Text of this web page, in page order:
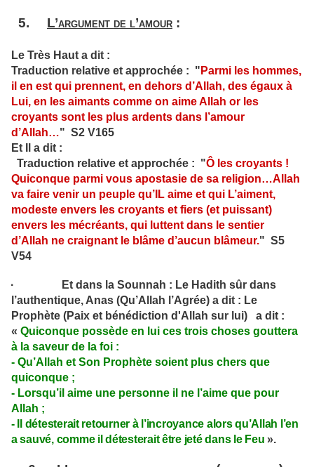
5. L’argument de l’amour :
Le Très Haut a dit :
Traduction relative et approchée : " Parmi les hommes,
il en est qui prennent, en dehors d’Allah, des égaux à
Lui, en les aimants comme on aime Allah or les
croyants sont les plus ardents dans l’amour
d’Allah…" S2 V165
Et Il a dit :
Traduction relative et approchée : "Ô les croyants !
Quiconque parmi vous apostasie de sa religion…Allah
va faire venir un peuple qu’IL aime et qui L’aiment,
modeste envers les croyants et fiers (et puissant)
envers les mécréants, qui luttent dans le sentier
d’Allah ne craignant le blâme d’aucun blâmeur." S5
V54
· Et dans la Sounnah : Le Hadith sûr dans
l’authentique, Anas (Qu’Allah l’Agrée) a dit : Le
Prophète (Paix et bénédiction d'Allah sur lui) a dit :
« Quiconque possède en lui ces trois choses gouttera
à la saveur de la foi :
- Qu’Allah et Son Prophète soient plus chers que
quiconque ;
- Lorsqu’il aime une personne il ne l’aime que pour
Allah ;
- Il détesterait retourner à l’incroyance alors qu’Allah l’en
a sauvé, comme il détesterait être jeté dans le Feu ».